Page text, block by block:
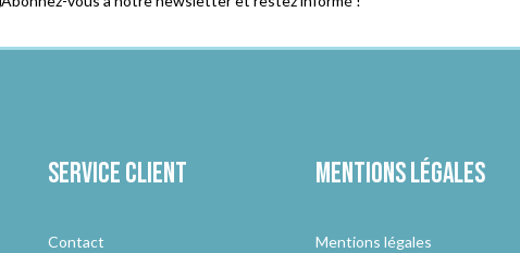
Service client
Contact
Mentions légales
Mentions légales